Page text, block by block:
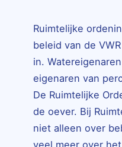
Ruimtelijke
beleid van de
in.
eigenaren van
De Ruimtelijke
de oever. Bij
niet alleen over
veel meer over